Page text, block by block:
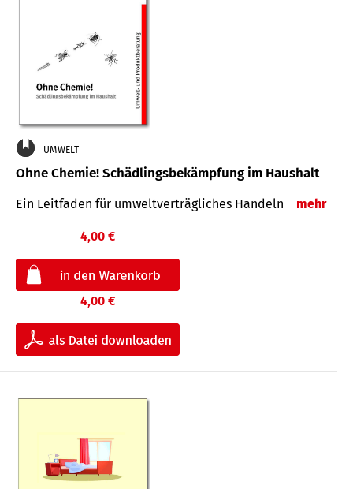
UMWELT
Ohne Chemie! Schädlingsbekämpfung im Haushalt
Ein Leitfaden für um­welt­ver­träg­liches Han­deln mehr
4,00 €
4,00 €